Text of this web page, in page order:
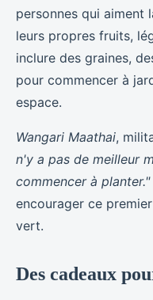
personnes qui aiment
leurs propres fruits,
inclure des graines,
pour commencer à
espace.
Wangari Maathai,
n'y a pas de meilleur
commencer à planter."
encourager ce
vert.
Des cadeaux